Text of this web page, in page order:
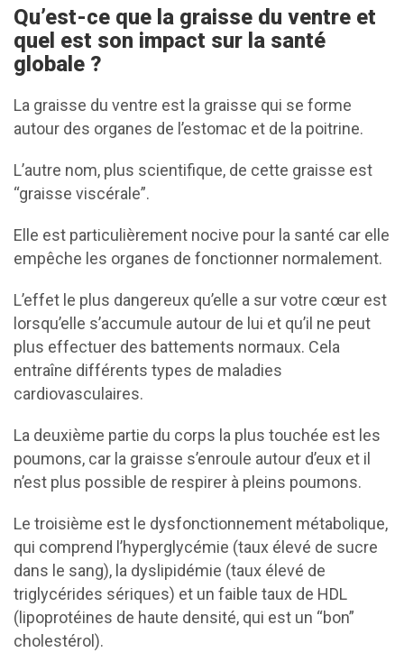
Qu’est-ce que la graisse du ventre et
quel est son impact sur la santé
globale ?
La graisse du ventre est la graisse qui se forme
autour des organes de l’estomac et de la poitrine.
L’autre nom, plus scientifique, de cette graisse est
“graisse viscérale”.
Elle est particulièrement nocive pour la santé car elle
empêche les organes de fonctionner normalement.
L’effet le plus dangereux qu’elle a sur votre cœur est
lorsqu’elle s’accumule autour de lui et qu’il ne peut
plus effectuer des battements normaux. Cela
entraîne différents types de maladies
cardiovasculaires.
La deuxième partie du corps la plus touchée est les
poumons, car la graisse s’enroule autour d’eux et il
n’est plus possible de respirer à pleins poumons.
Le troisième est le dysfonctionnement métabolique,
qui comprend l’hyperglycémie (taux élevé de sucre
dans le sang), la dyslipidémie (taux élevé de
triglycérides sériques) et un faible taux de HDL
(lipoprotéines de haute densité, qui est un “bon”
cholestérol).